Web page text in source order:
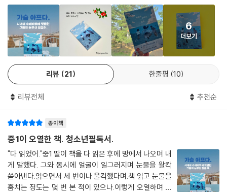
때로는 어떤 교양 도서보다 소설책 한 권이 역사에 대한 더 깊이 있는 시각
을 제공하는 경우가 있다. 역사를 거시적인 시각으로만 바라보기보다, 그
시절을 온몸으로 살아낸 개인의 삶과 이야기를 통해 피부로, 심장으로, 그
시대의 상황을 받아들이게 될 때 비로소 자신만의 해석이 가능하기 때문이
다. 이 책 『바람의 소리가 들려』는 제주 4?3에 대한 청소년들의 이해의 폭
을 넓혀주는 관문 역할을 하리라 자부한다.
시대의 수레바퀴에 짓밟힌 그들의 눈부신 젊음에 대하여
어찌할 수 없는 시대의 비극 속에서도 아이들은 자라고, 첫사랑의 진통을
겪으며 성장한다. 코흘리개 어린애가 세파에 시달린 어른이 되기까지, 주
름의 깊이에 관계없이 누구에게나 빛나는 청춘은 있게 마련이다. 이 소설
의 또 다른 미덕은 역사적 비극 속에 묻혀있던 눈부신 청춘들에 대해 조명
6
더보기
리뷰 21 한줄평 10
리뷰전체 추천순
종이책
중1이 오열한 책. 청소년필독서.
"다 읽었어."중1 딸이 책을 다 읽은 후에 방에서 나오며 내
게 말했다. 그와 동시에 얼굴이 일그러지며 눈물을 왈칵
쏟아낸다.읽으면서 세 번이나 울컥했다며.책 읽고 눈물을
훔치는 정도는 몇 번 본 적이 있으나.이렇게 오열하며 우